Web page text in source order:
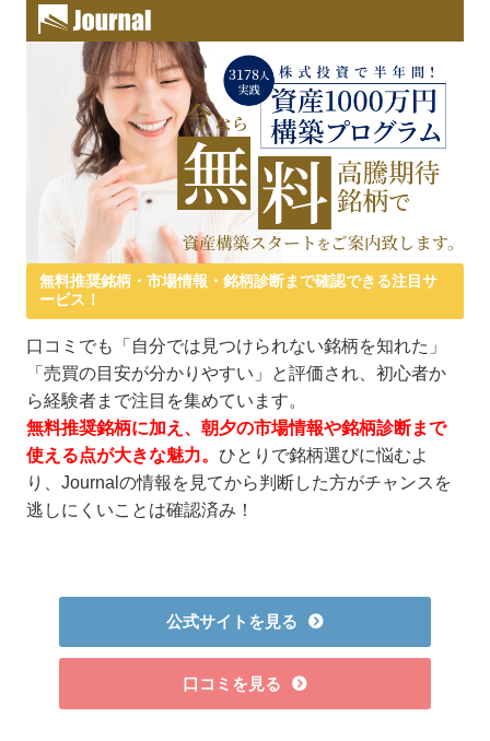
無料推奨銘柄・市場情報・銘柄診断まで確認できる注目サ
ービス！
口コミでも「自分では見つけられない銘柄を知れた」
「売買の目安が分かりやすい」と評価され、初心者か
ら経験者まで注目を集めています。
無料推奨銘柄に加え、朝夕の市場情報や銘柄診断まで
使える点が大きな魅力。 ひとりで銘柄選びに悩むよ
り、Journalの情報を見てから判断した方がチャンスを
逃しにくいことは確認済み！
公式サイトを見る
口コミを見る